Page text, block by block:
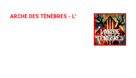
ARCHE DES TÉNÈBRES - L'